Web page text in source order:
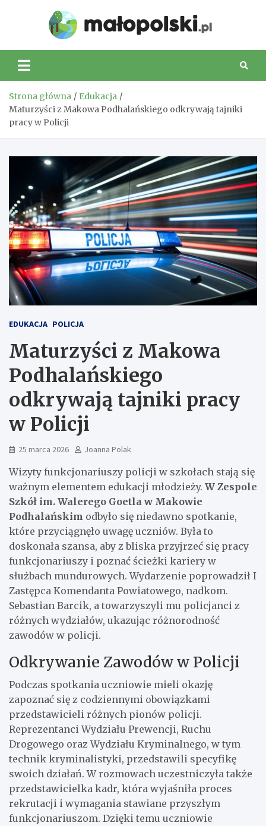
Strona główna
Edukacja
Maturzyści z Makowa Podhalańskiego odkrywają tajniki
pracy w Policji
EDUKACJA POLICJA
Maturzyści z Makowa
Podhalańskiego
odkrywają tajniki pracy
w Policji
25 marca 2026 Joanna Polak
Wizyty funkcjonariuszy policji w szkołach stają się
ważnym elementem edukacji młodzieży. W Zespole
Szkół im. Walerego Goetla w Makowie
Podhalańskim odbyło się niedawno spotkanie,
które przyciągnęło uwagę uczniów. Była to
doskonała szansa, aby z bliska przyjrzeć się pracy
funkcjonariuszy i poznać ścieżki kariery w
służbach mundurowych. Wydarzenie poprowadził I
Zastępca Komendanta Powiatowego, nadkom.
Sebastian Barcik, a towarzyszyli mu policjanci z
różnych wydziałów, ukazując różnorodność
zawodów w policji.
Odkrywanie Zawodów w Policji
Podczas spotkania uczniowie mieli okazję
zapoznać się z codziennymi obowiązkami
przedstawicieli różnych pionów policji.
Reprezentanci Wydziału Prewencji, Ruchu
Drogowego oraz Wydziału Kryminalnego, w tym
technik kryminalistyki, przedstawili specyfikę
swoich działań. W rozmowach uczestniczyła także
przedstawicielka kadr, która wyjaśniła proces
rekrutacji i wymagania stawiane przyszłym
funkcjonariuszom. Dzięki temu uczniowie